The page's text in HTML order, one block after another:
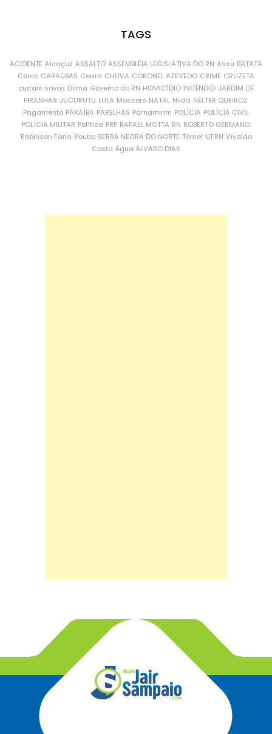
TAGS
ACIDENTE Alcaçuz ASSALTO ASSEMBLEIA LEGISLATIVA DO RN Assu BATATA
Caicó CARAÚBAS Ceará CHUVA CORONEL AZEVEDO CRIME CRUZETA
currais novos Dilma Governo do RN HOMICÍDIO INCÊNDIO JARDIM DE
PIRANHAS JUCURUTU LULA Mossoró NATAL Nilda NÉLTER QUEIROZ
Pagamento PARAÍBA PARELHAS Parnamirim POLÍCIA POLÍCIA CIVIL
POLÍCIA MILITAR Política PRF RAFAEL MOTTA RN ROBERTO GERMANO
Robinson Faria Roubo SERRA NEGRA DO NORTE Temer UFRN Vivaldo
Costa Água ÁLVARO DIAS